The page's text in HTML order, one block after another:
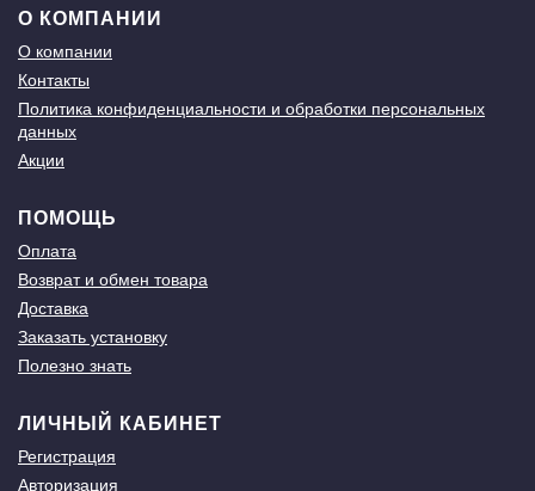
О КОМПАНИИ
О компании
Контакты
Политика конфиденциальности и обработки персональных
данных
Акции
ПОМОЩЬ
Оплата
Возврат и обмен товара
Доставка
Заказать установку
Полезно знать
ЛИЧНЫЙ КАБИНЕТ
Регистрация
Авторизация